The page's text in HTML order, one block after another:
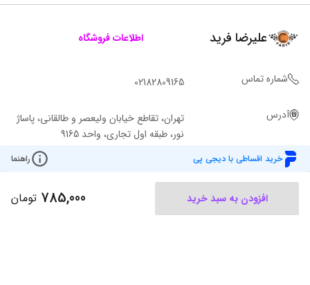
خرید اقساطی با دیجی پی راهنما
افزودن به سبد خرید 785,000 تومان
علیرضا فرید اطلاعات فروشگاه
شماره تماس 02182809165
آدرس
تهران، تقاطع خیابان ولیعصر و طالقانی، پاساژ
نور، طبقه اول تجاری، واحد 9165